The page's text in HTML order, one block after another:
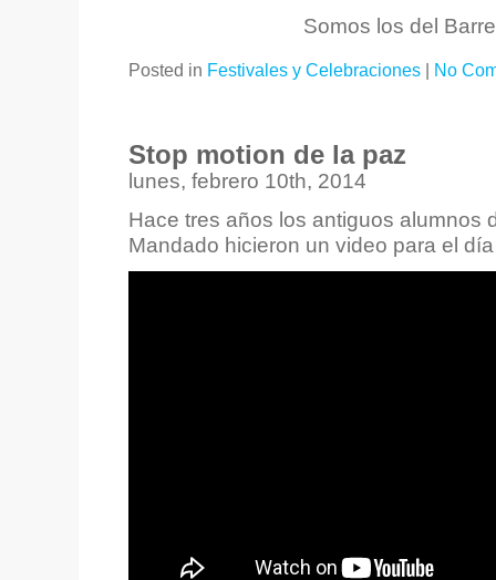
Somos los del
Posted in Festivales y Celebraciones| No
Stop motion de la paz
lunes, febrero 10th, 2014
Hace tres años los antiguos alumnos
Mandado hicieron un video para el